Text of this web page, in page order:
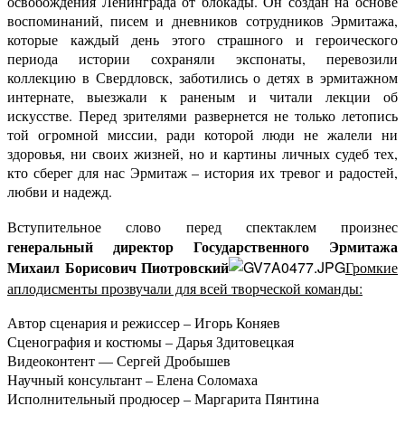
воспоминаний, писем и дневников сотрудников Эрмитажа,
которые каждый день этого страшного и героического
периода истории сохраняли экспонаты, перевозили
коллекцию в Свердловск, заботились о детях в эрмитажном
интернате, выезжали к раненым и читали лекции об
искусстве. Перед зрителями развернется не только летопись
той огромной миссии, ради которой люди не жалели ни
здоровья, ни своих жизней, но и картины личных судеб тех,
кто сберег для нас Эрмитаж – история их тревог и радостей,
любви и надежд.
Вступительное слово перед спектаклем произнес
генеральный директор Государственного Эрмитажа
Михаил Борисович Пиотровский
Громкие
аплодисменты прозвучали для всей творческой команды:
Автор сценария и режиссер – Игорь Коняев
Сценография и костюмы – Дарья Здитовецкая
Видеоконтент — Сергей Дробышев
Научный консультант – Елена Соломаха
Исполнительный продюсер – Маргарита Пянтина